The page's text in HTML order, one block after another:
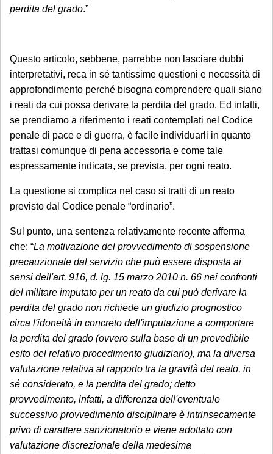
perdita del grado.”
Questo articolo, sebbene, parrebbe non lasciare dubbi
interpretativi, reca in sé tantissime questioni e necessità di
approfondimento perché bisogna comprendere quali siano
i reati da cui possa derivare la perdita del grado. Ed infatti,
se prendiamo a riferimento i reati contemplati nel Codice
penale di pace e di guerra, è facile individuarli in quanto
trattasi comunque di pena accessoria e come tale
espressamente indicata, se prevista, per ogni reato.
La questione si complica nel caso si tratti di un reato
previsto dal Codice penale “ordinario”.
Sul punto, una sentenza relativamente recente afferma
che: “La motivazione del provvedimento di sospensione
precauzionale dal servizio che può essere disposta ai
sensi dell'art. 916, d. lg. 15 marzo 2010 n. 66 nei confronti
del militare imputato per un reato da cui può derivare la
perdita del grado non richiede un giudizio prognostico
circa l'idoneità in concreto dell'imputazione a comportare
la perdita del grado (ovvero sulla base di un prevedibile
esito del relativo procedimento giudiziario), ma la diversa
valutazione relativa al rapporto tra la gravità del reato, in
sé considerato, e la perdita del grado; detto
provvedimento, infatti, a differenza dell'eventuale
successivo provvedimento disciplinare è intrinsecamente
privo di carattere sanzionatorio e viene adottato con
valutazione discrezionale della medesima